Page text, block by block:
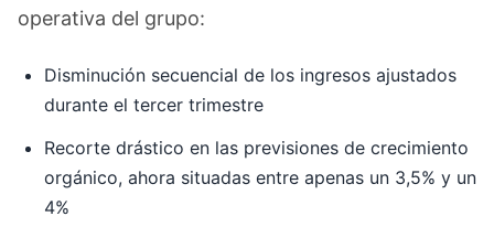
operativa del grupo:
Disminución secuencial de los ingresos ajustados
durante el tercer trimestre
Recorte drástico en las previsiones de crecimiento
orgánico, ahora situadas entre apenas un 3,5% y un
4%